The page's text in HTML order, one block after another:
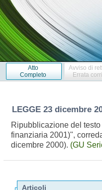
Atto
Completo
Avviso di
Errata
LEGGE 23 dicembre
Ripubblicazione del
finanziaria 2001)",
dicembre 2000). (GU